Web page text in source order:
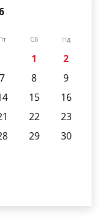
Сб Нд
1
2
7 8
9
15
16
22
23
29
30